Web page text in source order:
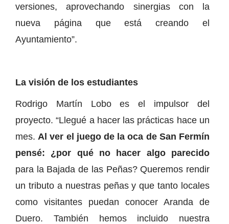
versiones, aprovechando sinergias con la
nueva página que está creando el
Ayuntamiento”.
La visión de los estudiantes
Rodrigo Martín Lobo es el impulsor del
proyecto. “Llegué a hacer las prácticas hace un
mes.Al ver el juego de la oca de San Fermín
pensé: ¿por qué no hacer algo parecido
para la Bajada de las Peñas? Queremos rendir
un tributo a nuestras peñas y que tanto locales
como visitantes puedan conocer Aranda de
Duero. También hemos incluido nuestra